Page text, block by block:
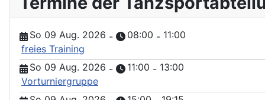
So 09 Aug. 2026 - 08:00 - 11:00
freies Training
So 09 Aug. 2026 - 11:00 - 13:00
Vorturniergruppe